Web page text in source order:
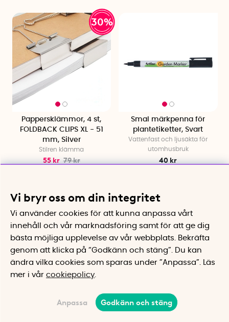
30%
Pappersklämmor, 4 st,
FOLDBACK CLIPS XL - 51
mm, Silver
Stilren klämma
55 kr 79 kr
Smal märkpenna för
plantetiketter, Svart
Vattenfast och ljusäkta för
utomhusbruk
40 kr
Pennfordral, Nähe Pennställ i metall
Vi bryr oss om din integritet
Vi använder cookies för att kunna anpassa vårt
innehåll och vår marknadsföring samt för att ge dig
bästa möjliga upplevelse av vår webbplats.
Bekräfta
genom att klicka på “Godkänn och stäng”. Du kan
ändra vilka cookies som sparas under ”Anpassa”.
Läs
mer i vår cookiepolicy
Anpassa Godkänn och stäng